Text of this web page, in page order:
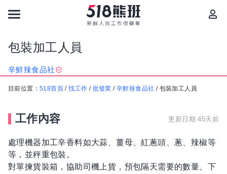
包裝加工人員
辛鮮辣食品社
目前位置： 518首頁 /找工作 / 批發業 /辛鮮辣食品社 / 包裝加工人員
工作內容 更新日期:45天前
處理機器加工辛香料如大蒜、薑母、紅蔥頭、蔥、辣椒等
等，並秤重包裝。
對單揀貨裝箱，協助司機上貨，預包隔天需要的數量、下